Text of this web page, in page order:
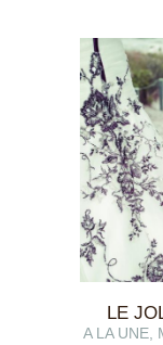
LE
A LA UNE